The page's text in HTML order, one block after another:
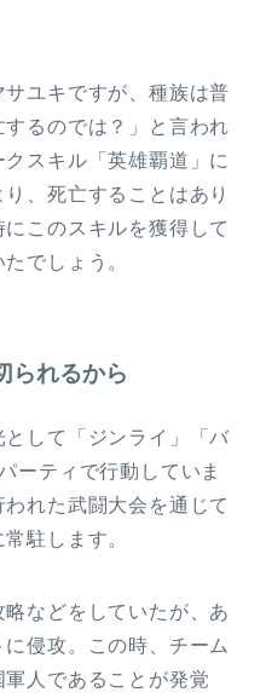
ユキですが、種族は普
るのでは？」と言われ
スキル「英雄覇道」に
、死亡することはあり
このスキルを獲得して
でしょう。
られるから
して「ジンライ」「バ
ーティで行動していま
れた武闘大会を通じて
駐します。
などをしていたが、あ
侵攻。この時、チーム
人であることが発覚